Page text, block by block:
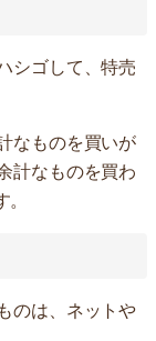
シゴして、特売
なものを買いが
計なものを買わ
のは、ネットや